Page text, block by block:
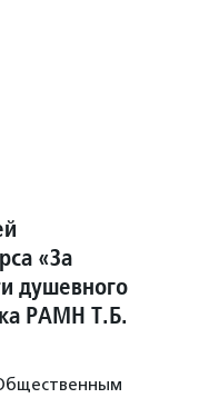
«За
душевного
РАМН Т.Б.